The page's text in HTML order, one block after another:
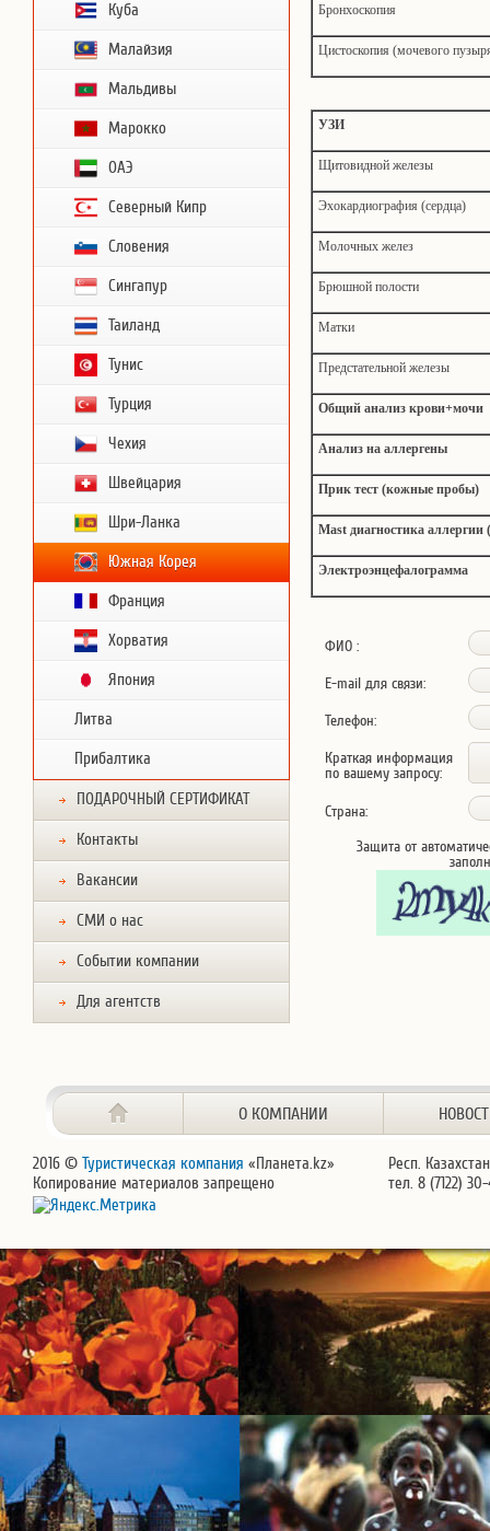
Куба
Малайзия
Мальдивы
Марокко
ОАЭ
Северный Кипр
Словения
Сингапур
Таиланд
Тунис
Турция
Чехия
Швейцария
Шри-Ланка
Южная Корея
Франция
Хорватия
Япония
Литва
Прибалтика
ПОДАРОЧНЫЙ СЕРТИФИКАТ
Контакты
Вакансии
СМИ о нас
Событии компании
Для агентств
Бронхоскопия
Цистоскопия (мочевого
УЗИ
Щитовидной железы
Эхокардиография (сердца)
Молочных желез
Брюшной полости
Матки
Предстательной железы
Общий анализ крови+мочи
Анализ на аллергены
Прик тест (кожные пробы)
Mast диагностика
Электроэнцефалограмма
ФИО :
E-mail для связи:
Телефон:
Краткая информация
по вашему запросу:
Страна:
Защита от
О КОМПАНИИ
2016 © Туристическая компания «Планета.kz»
Копирование материалов запрещено
Респ.
тел. 8 (7122)